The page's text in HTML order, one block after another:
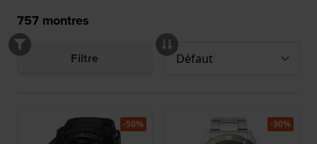
757 montres
Filtre
-50% -30%